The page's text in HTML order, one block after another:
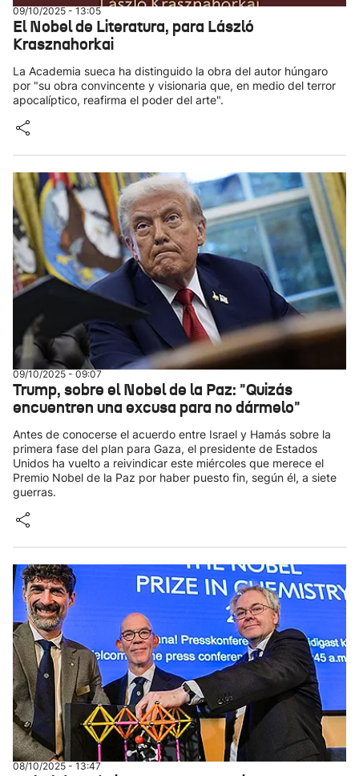
09/10/2025 - 13:05
El Nobel de Literatura, para László
Krasznahorkai
La Academia sueca ha distinguido la obra del autor húngaro
por "su obra convincente y visionaria que, en medio del terror
apocalíptico, reafirma el poder del arte".
09/10/2025 - 09:07
Trump, sobre el Nobel de la Paz: "Quizás
encuentren una excusa para no dármelo"
Antes de conocerse el acuerdo entre Israel y Hamás sobre la
primera fase del plan para Gaza, el presidente de Estados
Unidos ha vuelto a reivindicar este miércoles que merece el
Premio Nobel de la Paz por haber puesto fin, según él, a siete
guerras.
08/10/2025 - 13:47